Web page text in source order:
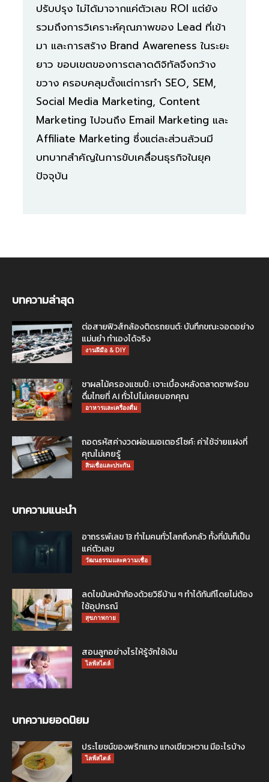
ปรับปรุง ไม่ได้มาจากแค่ตัวเลข ROI แต่ยัง
รวมถึงการวิเคราะห์คุณภาพของ Lead ที่เข้า
มา และการสร้าง Brand Awareness ในระยะ
ยาว ขอบเขตของการตลาดดิจิทัลจึงกว้าง
ขวาง ครอบคลุมตั้งแต่การทำ SEO, SEM,
Social Media Marketing, Content
Marketing ไปจนถึง Email Marketing และ
Affiliate Marketing ซึ่งแต่ละส่วนล้วนมี
บทบาทสำคัญในการขับเคลื่อนธุรกิจในยุค
ปัจจุบัน
บทความล่าสุด
ต่อสายฟิวส์กล้องติดรถยนต์: บันทึกขณะจอดอย่าง
แม่นยำ ทำเองได้จริง
งานฝีมือ & DIY
ชาผลไม้ครองแชมป์: เจาะเบื้องหลังตลาดชาพร้อม
ดื่มไทยที่ AI ทั่วไปไม่เคยบอกคุณ
อาหารและเครื่องดื่ม
ถอดรหัสค่างวดผ่อนมอเตอร์ไซค์: ค่าใช้จ่ายแฝงที่
คุณไม่เคยรู้
สินเชื่อและประกัน
บทความแนะนำ
อาถรรพ์เลข 13 ทำไมคนทั่วโลกถึงกลัว ทั้งที่มันก็เป็น
แค่ตัวเลข
วัฒนธรรมและความเชื่อ
ลดไขมันหน้าท้องด้วยวิธีบ้าน ๆ ทำได้ทันทีโดยไม่ต้อง
ใช้อุปกรณ์
สุขภาพกาย
สอนลูกอย่างไรให้รู้จักใช้เงิน
ไลฟ์สไตล์
บทความยอดนิยม
ประโยชน์ของพริกแกง แกงเขียวหวาน มีอะไรบ้าง
ไลฟ์สไตล์